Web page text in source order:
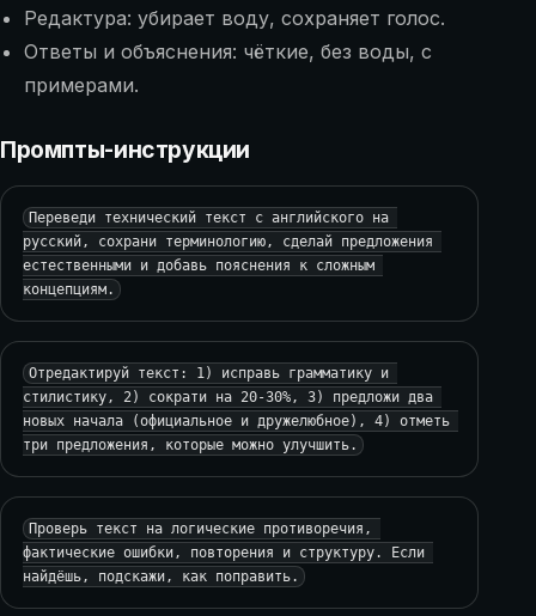
Редактура: убирает воду, сохраняет голос.
Ответы и объяснения: чёткие, без воды, с
примерами.
Промпты-инструкции
Переведи технический текст с английского на
русский, сохрани терминологию, сделай предложения
естественными и добавь пояснения к сложным
концепциям.
Отредактируй текст: 1) исправь грамматику и
стилистику, 2) сократи на 20-30%, 3) предложи два
новых начала (официальное и дружелюбное), 4) отметь
три предложения, которые можно улучшить.
Проверь текст на логические противоречия,
фактические ошибки, повторения и структуру. Если
найдёшь, подскажи, как поправить.